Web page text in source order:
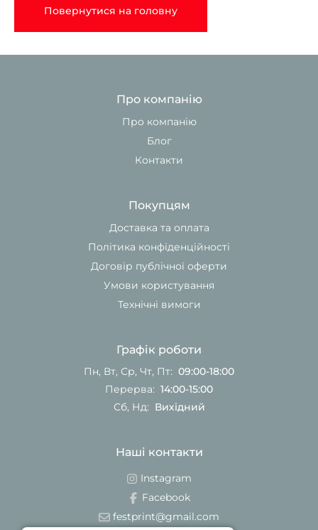
Повернутися на головну
Про компанію
Про компанію
Блог
Контакти
Покупцям
Доставка та оплата
Політика конфіденційності
Договір публічної оферти
Умови користування
Технічні вимоги
Графік роботи
Пн, Вт, Ср, Чт, Пт: 09:00-18:00
Перерва: 14:00-15:00
Сб, Нд: Вихідний
Наші контакти
Instagram
Facebook
festprint@gmail.com